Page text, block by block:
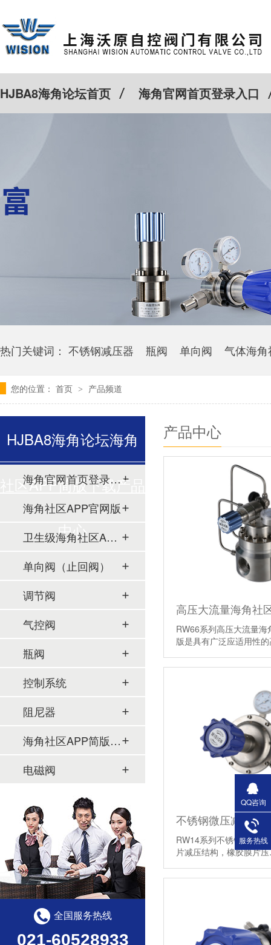
HJBA8海角论坛首页 海角官网首页登录入口
热门关键词： 不锈钢减压器 瓶阀 单向阀 气体海
您的位置： 首页 > 产品频道
产品中心
RW66系列高压大流量海
版是具有广泛应适用性的
不锈钢微压减压器
RW14系列不锈钢微压减
片减压结构，橡胶膜片
HJBA8海角论坛海角
社区APP简版下载产品
中心
海角官网首页登录入口
海角社区APP官网版
卫生级海角社区APP简版下载
单向阀（止回阀）
调节阀
气控阀
瓶阀
控制系统
阻尼器
海角社区APP简版下载及管件
电磁阀
全国服务热线
021-60528933
QQ咨询
服务热线